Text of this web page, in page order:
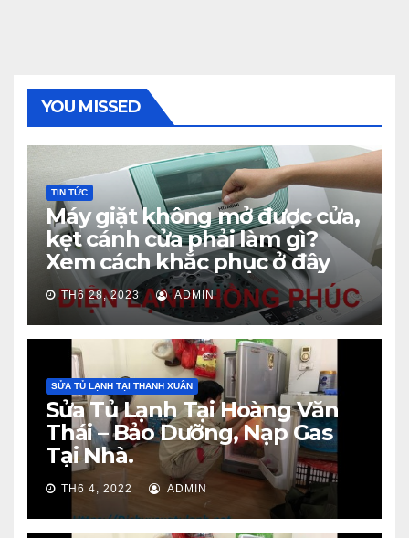
YOU MISSED
TIN TỨC
Máy giặt không mở được cửa,
kẹt cánh cửa phải làm gì?
Xem cách khắc phục ở đây
TH6 28, 2023 ADMIN
SỬA TỦ LẠNH TẠI THANH XUÂN
Sửa Tủ Lạnh Tại Hoàng Văn
Thái – Bảo Dưỡng, Nạp Gas
Tại Nhà.
TH6 4, 2022 ADMIN